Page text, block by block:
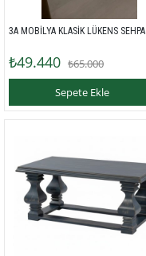
3A MOBİLYA KLASİK LÜKENS SEHPA
₺49.440 ₺65.000
Sepete Ekle